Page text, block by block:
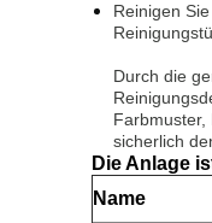
Reinigen
Durch die
Farbmuster,
sicherlich
Die Anlage
Name